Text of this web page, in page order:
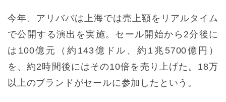
今年、アリババは上海では売上額をリアルタイム
で公開する演出を実施。セール開始から2分後に
は100億元（約143億ドル、約1兆5700億円）
を、約2時間後にはその10倍を売り上げた。18万
以上のブランドがセールに参加したという。